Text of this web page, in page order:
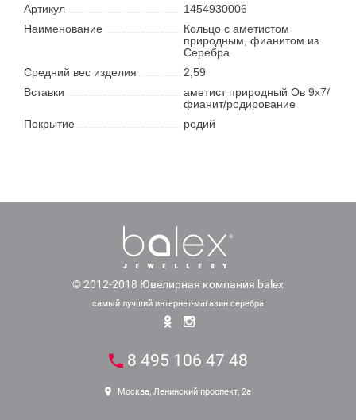
Артикул
1454930006
Наименование
Кольцо с аметистом
природным, фианитом из
Серебра
Средний вес изделия
2,59
Вставки
аметист природный Ов 9х7/
фианит/родирование
Покрытие
родий
© 2012-2018 Ювелирная компания balex
самый лучший интернет-магазин серебра
8 495 106 47 48
Москва, Ленинский проспект, 2а